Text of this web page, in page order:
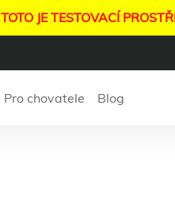
TOTO JE TESTOVACÍ
Pro chovatele Blog